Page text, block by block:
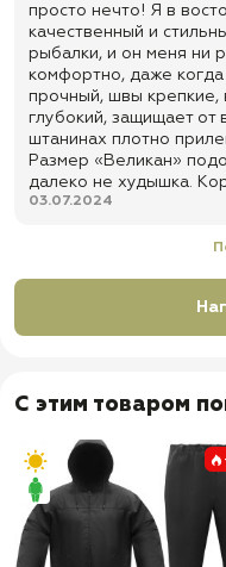
✅ Ширинка на молнии с
пуговицах
✅ Шлевки под ремень
✅ Усиления под колени и
✅ Помочи
✅ Утягивающие резинки в
✅ Резинка по низу брюк
✅ Карманы: 2 боковых
✅ Доставка по всей России
просто нечто! Я в
качественный и
рыбалки, и он меня ни
комфортно, даже
прочный, швы крепкие,
глубокий, защищает от
штанинах плотно
Размер «Великан»
далеко не худышка.
03.07.2024
С этим товаром